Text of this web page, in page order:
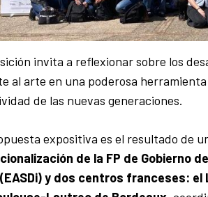
invita a reflexionar sobre los
al arte en una poderosa
de las nuevas generaciones.
expositiva es el resultado de
de la FP de Gobierno
y dos centros franceses: